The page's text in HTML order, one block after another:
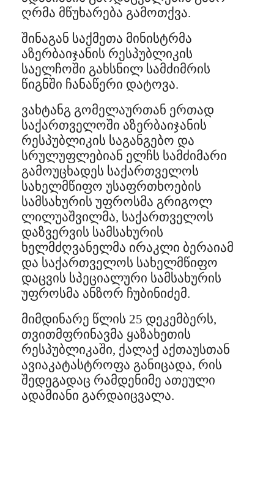
ღრმა მწუხარება გამოთქვა.
შინაგან საქმეთა მინისტრმა
აზერბაიჯანის რესპუბლიკის
საელჩოში გახსნილ სამძიმრის
წიგნში ჩანაწერი დატოვა.
ვახტანგ გომელაურთან ერთად
საქართველოში აზერბაიჯანის
რესპუბლიკის საგანგებო და
სრულუფლებიან ელჩს სამძიმარი
გამოუცხადეს საქართველოს
სახელმწიფო უსაფრთხოების
სამსახურის უფროსმა გრიგოლ
ლილუაშვილმა, საქართველოს
დაზვერვის სამსახურის
ხელმძღვანელმა ირაკლი ბერაიამ
და საქართველოს სახელმწიფო
დაცვის სპეციალური სამსახურის
უფროსმა ანზორ ჩუბინიძემ.
მიმდინარე წლის 25 დეკემბერს,
თვითმფრინავმა ყაზახეთის
რესპუბლიკაში, ქალაქ აქთაუსთან
ავიაკატასტროფა განიცადა, რის
შედეგადაც რამდენიმე ათეული
ადამიანი გარდაიცვალა.